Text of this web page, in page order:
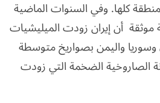
كلها. وفي السنوات الماضية
موثقة أن إيران زودت الميليشيات
وسوريا واليمن بصواريخ متوسطة
الصاروخية الضخمة التي زودت